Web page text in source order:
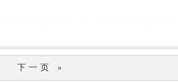
下一页 »